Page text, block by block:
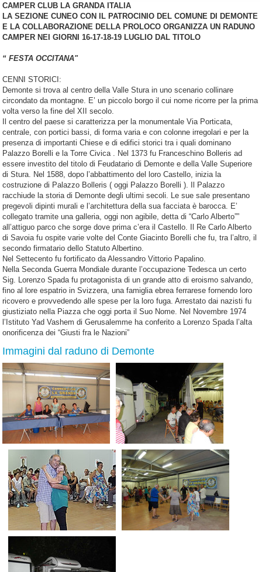
CAMPER CLUB LA GRANDA ITALIA
LA SEZIONE CUNEO CON IL PATROCINIO DEL COMUNE DI DEMONTE
E LA COLLABORAZIONE DELLA PROLOCO ORGANIZZA UN RADUNO
CAMPER NEI GIORNI 16-17-18-19 LUGLIO DAL TITOLO
“ FESTA OCCITANA"
CENNI STORICI:
Demonte si trova al centro della Valle Stura in uno scenario collinare
circondato da montagne. E’ un piccolo borgo il cui nome ricorre per la prima
volta verso la fine del XII secolo.
Il centro del paese si caratterizza per la monumentale Via Porticata,
centrale, con portici bassi, di forma varia e con colonne irregolari e per la
presenza di importanti Chiese e di edifici storici tra i quali dominano
Palazzo Borelli e la Torre Civica . Nel 1373 fu Franceschino Bolleris ad
essere investito del titolo di Feudatario di Demonte e della Valle Superiore
di Stura. Nel 1588, dopo l’abbattimento del loro Castello, inizia la
costruzione di Palazzo Bolleris ( oggi Palazzo Borelli ). Il Palazzo
racchiude la storia di Demonte degli ultimi secoli. Le sue sale presentano
pregevoli dipinti murali e l’architettura della sua facciata è barocca. E’
collegato tramite una galleria, oggi non agibile, detta di “Carlo Alberto””
all’attiguo parco che sorge dove prima c’era il Castello. Il Re Carlo Alberto
di Savoia fu ospite varie volte del Conte Giacinto Borelli che fu, tra l’altro, il
secondo firmatario dello Statuto Albertino.
Nel Settecento fu fortificato da Alessandro Vittorio Papalino.
Nella Seconda Guerra Mondiale durante l’occupazione Tedesca un certo
Sig. Lorenzo Spada fu protagonista di un grande atto di eroismo salvando,
fino al lore espatrio in Svizzera, una famiglia ebrea ferrarese fornendo loro
ricovero e provvedendo alle spese per la loro fuga. Arrestato dai nazisti fu
giustiziato nella Piazza che oggi porta il Suo Nome. Nel Novembre 1974
l’Istituto Yad Vashem di Gerusalemme ha conferito a Lorenzo Spada l’alta
onorificenza dei “Giusti fra le Nazioni”
Immagini dal raduno di Demonte